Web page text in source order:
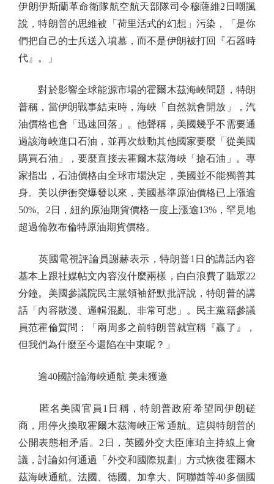
伊朗伊斯蘭革命衛隊航空航天部隊司令穆薩維2日嘲諷
說，特朗普的思維被「荷里活式的幻想」污染，「是你
們把自己的士兵送入墳墓，而不是伊朗被打回『石器時
代』。」
對於影響全球能源市場的霍爾木茲海峽問題，特朗
普稱，當伊朗戰事結束時，海峽「自然就會開放」，汽
油價格也會「迅速回落」。他聲稱，美國幾乎不需要通
過該海峽進口石油，並再次鼓動其他國家要麼「從美國
購買石油」，要麼直接去霍爾木茲海峽「搶石油」。專
家指出，石油價格由全球市場決定，美國並不能獨善其
身。美以伊衝突爆發以來，美國基準原油價格已上漲逾
50%。2日，紐約原油期貨價格一度上漲逾13%，罕見地
超過倫敦布倫特原油期貨價格。
英國電視評論員謝赫表示，特朗普1日的講話內容
基本上跟社媒帖文內容沒什麼兩樣，白白浪費了聽眾22
分鐘。美國參議院民主黨領袖舒默批評說，特朗普的講
話「內容散漫、邏輯混亂、非常可悲」。民主黨籍參議
員范霍倫質問：「兩周多之前特朗普就宣稱『贏了』，
但我們為什麼至今還陷在中東呢？」
逾40國討論海峽通航 美未獲邀
匿名美國官員1日稱，特朗普政府希望同伊朗磋
商，用停火換取霍爾木茲海峽正常通航。這與特朗普的
公開表態相矛盾。2日，英國外交大臣庫珀主持線上會
議，討論如何通過「外交和國際規劃」方式恢復霍爾木
茲海峽通航。法國、德國、加拿大、阿聯酋等40多個國